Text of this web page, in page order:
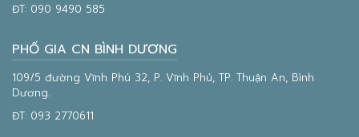
ĐT: 090 9490 585
PHỐ GIA CN BÌNH DƯƠNG
109/5 đường Vĩnh Phú 32, P. Vĩnh Phú, TP. Thuận An, Bình
Dương.
ĐT: 093 2770611